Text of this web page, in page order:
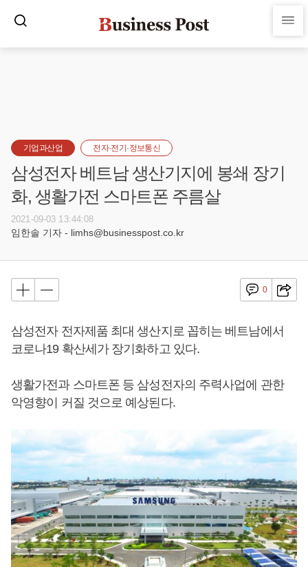
기업과산업 전자·전기·정보통신
삼성전자 베트남 생산기지에 봉쇄 장기
화, 생활가전 스마트폰 주름살
2021-09-03 13:44:08
임한솔 기자 - limhs@businesspost.co.kr
0
삼성전자 전자제품 최대 생산지로 꼽히는 베트남에서
코로나19 확산세가 장기화하고 있다.
생활가전과 스마트폰 등 삼성전자의 주력사업에 관한
악영향이 커질 것으로 예상된다.